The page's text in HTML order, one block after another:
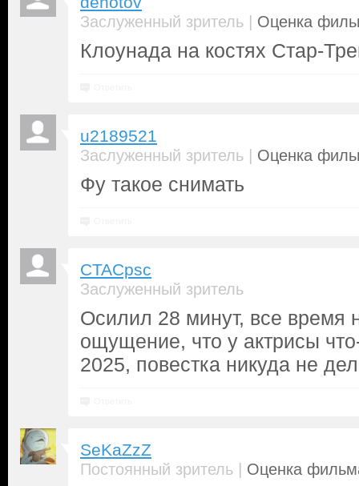
Заслуженный зритель | Оценка
Клоунада на костях Стар-
u2189521
Заслуженный зритель | Оценка
Фу такое снимать
CTACpsc
Заслуженный зритель
Осилил 28 минут, все время
ощущение, что у актрисы
2025, повестка никуда не
SeKaZzZ
Постоянный зритель | Оценка